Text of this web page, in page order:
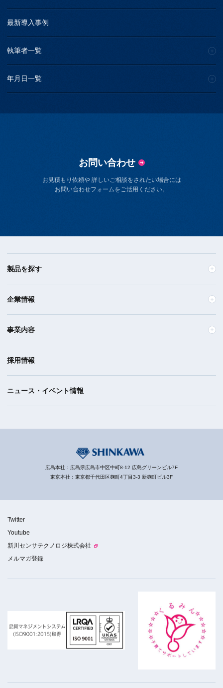
最新導入事例
執筆者一覧
年月日一覧
お問い合わせ
お見積もり依頼や 詳しいご相談をされたい場合には
お問い合わせフォームをご活用ください。
製品を探す
企業情報
事業内容
採用情報
ニュース・イベント情報
広島本社：広島県広島市中区中町8-12 広島グリーンビル7F
東京本社：東京都千代田区麹町4丁目3-3 新麹町ビル3F
Twitter
Youtube
新川センサテクノロジ株式会社
メルマガ登録